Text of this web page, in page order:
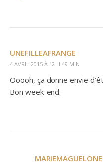
UNEFILLEAFRANGE
4 AVRIL 2015 À 12 H 49 MIN
Ooooh, ça donne envie
Bon week-end.
MARIEMAGUELONE